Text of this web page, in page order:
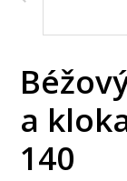
a
140